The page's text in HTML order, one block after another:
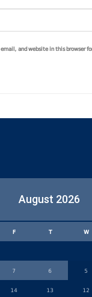
and website in this browser
August 2026
W
T
F
5
6
7
12
13
14